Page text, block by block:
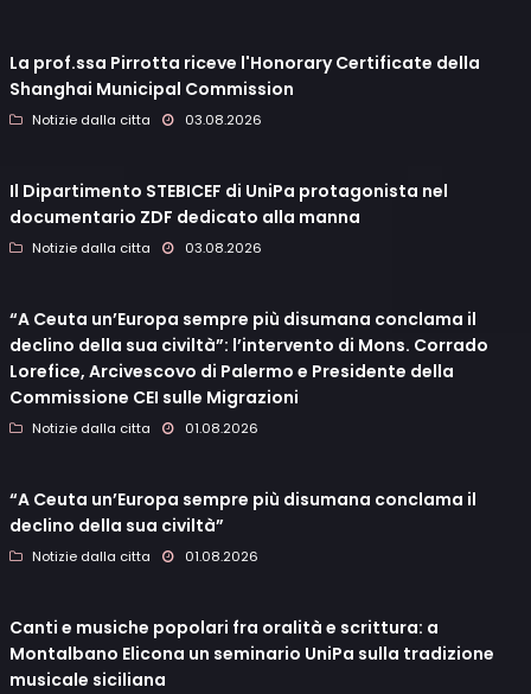
La prof.ssa Pirrotta riceve l'Honorary Certificate della
Shanghai Municipal Commission
Notizie dalla citta 03.08.2026
Il Dipartimento STEBICEF di UniPa protagonista nel
documentario ZDF dedicato alla manna
Notizie dalla citta 03.08.2026
“A Ceuta un’Europa sempre più disumana conclama il
declino della sua civiltà”: l’intervento di Mons. Corrado
Lorefice, Arcivescovo di Palermo e Presidente della
Commissione CEI sulle Migrazioni
Notizie dalla citta 01.08.2026
“A Ceuta un’Europa sempre più disumana conclama il
declino della sua civiltà”
Notizie dalla citta 01.08.2026
Canti e musiche popolari fra oralità e scrittura: a
Montalbano Elicona un seminario UniPa sulla tradizione
musicale siciliana